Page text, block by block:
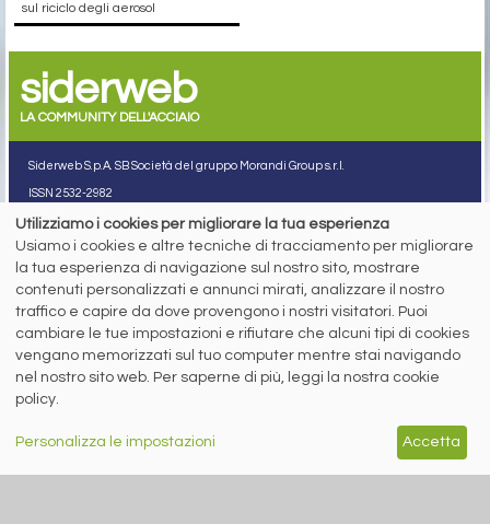
sul riciclo degli aerosol
siderweb
LA COMMUNITY DELL'ACCIAIO
Siderweb S.p.A. SB Società del gruppo Morandi Group s.r.l.
ISSN 2532-2982
Sede sociale: Flero (Brescia) Via Don Milani 5
T.
+39 030 254 00 06
E. info@siderweb.com
Copyright siderweb spa sb
Tutti i diritti sono riservati
Privacy policy
Cookie policy
Digital Services Act Policy
NEWS
Utilizziamo i cookies per migliorare la tua esperienza
Usiamo i cookies e altre tecniche di tracciamento per migliorare
la tua esperienza di navigazione sul nostro sito, mostrare
contenuti personalizzati e annunci mirati, analizzare il nostro
traffico e capire da dove provengono i nostri visitatori. Puoi
cambiare le tue impostazioni e rifiutare che alcuni tipi di cookies
vengano memorizzati sul tuo computer mentre stai navigando
nel nostro sito web. Per saperne di più, leggi la nostra cookie
policy.
Personalizza le impostazioni Accetta